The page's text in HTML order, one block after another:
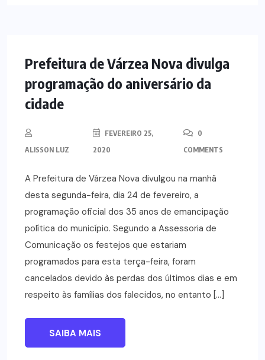
NOTÍCIAS
Prefeitura de Várzea Nova divulga
programação do aniversário da
cidade
ALISSON LUZ
FEVEREIRO 25,
2020
0
COMMENTS
A Prefeitura de Várzea Nova divulgou na manhã
desta segunda-feira, dia 24 de fevereiro, a
programação oficial dos 35 anos de emancipação
política do município. Segundo a Assessoria de
Comunicação os festejos que estariam
programados para esta terça-feira, foram
cancelados devido às perdas dos últimos dias e em
respeito às famílias dos falecidos, no entanto […]
SAIBA MAIS